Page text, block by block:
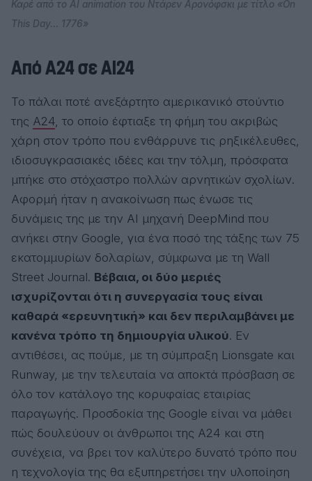
Καρέ από το AI animation του Ντάρεν Αρονόφσκι με τίτλο «On
This Day… 1776»
Από A24 σε AI24
Το πάλαι ποτέ ανεξάρτητο αμερικανικό στούντιο
της A24 , το οποίο έφτιαξε τη φήμη του ακριβώς
χάρη στον τρόπο που ενθάρρυνε τις ρηξικέλευθες,
ιδιοσυγκρασιακές ιδέες και την τόλμη, πρόσφατα
μπήκε στο στόχαστρο πολλών αρνητικών σχολίων.
Αφορμή ήταν η ανακοίνωση πως ένωσε τις
δυνάμεις της με την AI μηχανή DeepMind που
ανήκει στην Google, για ένα ποσό της τάξης των 75
εκατομμυρίων δολαρίων, σύμφωνα με τη Wall
Street Journal. Βέβαια, οι δύο μεριές
ισχυρίζονται ότι η συνεργασία τους είναι
καθαρά «ερευνητική» και δεν περιλαμβάνει με
κανένα τρόπο τη δημιουργία υλικού. Εν
αντιθέσει, ας πούμε, με τη σύμπραξη Lionsgate και
Runway, με την τελευταία να αποκτά πρόσβαση σε
όλο τον κατάλογο της κορυφαίας εταιρίας
παραγωγής. Προσδοκία της Google είναι να μάθει
πώς δουλεύουν οι άνθρωποι της A24 και στη
συνέχεια, να βρει τον καλύτερο δυνατό τρόπο που
η τεχνολογία της θα εξυπηρετήσει την υλοποίηση